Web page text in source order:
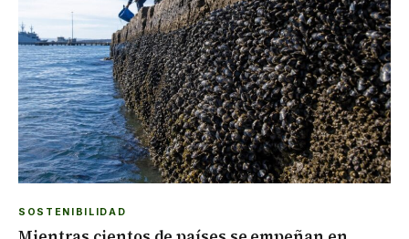
SOSTENIBILIDAD